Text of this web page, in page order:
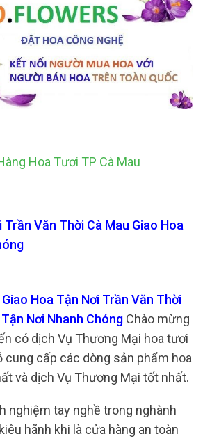
Hoa Tươi TP Cà Mau
Trần Văn Thời Cà Mau Giao Hoa
Hoa Tận Nơi Trần Văn Thời
Nơi Nhanh Chóng Chào mừng
có dịch Vụ Thương Mại hoa tươi
cung cấp các dòng sản phẩm hoa
và dịch Vụ Thương Mại tốt nhất.
nghiệm tay nghề trong nghành
hãnh khi là cửa hàng an toàn